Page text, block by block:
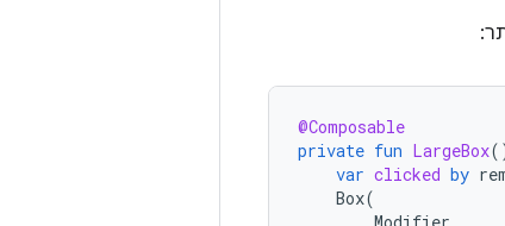
@Composable
private fun LargeBox
var clicked by
Box(
Modifier